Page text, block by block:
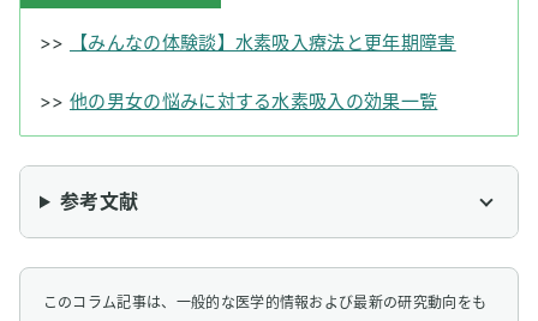
>> 【みんなの体験談】水素吸入療法と更年期障害
>> 他の男女の悩みに対する水素吸入の効果一覧
参考文献
このコラム記事は、一般的な医学的情報および最新の研究動向をも